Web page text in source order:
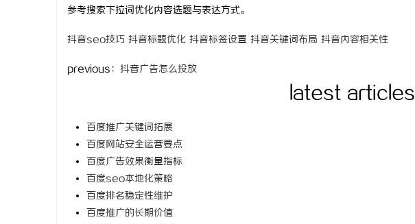
参考搜索下拉词优化内容选题与表达方式。
抖音seo技巧 抖音标题优化 抖音标签设置 抖音关键词布局 抖音内容相关性
previous： 抖音广告怎么投放
latest articles
百度推广关键词拓展
百度网站安全运营要点
百度广告效果衡量指标
百度seo本地化策略
百度排名稳定性维护
百度推广的长期价值